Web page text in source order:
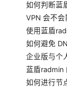
如何判断蓝
VPN 会不会
使用蓝盾
如何避免
企业版与个
蓝盾radmin
如何进行节